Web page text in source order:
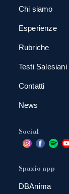
Chi siamo
Esperienze
Rubriche
Testi Salesiani
Contatti
News
Social
Spazio app
DBAnima